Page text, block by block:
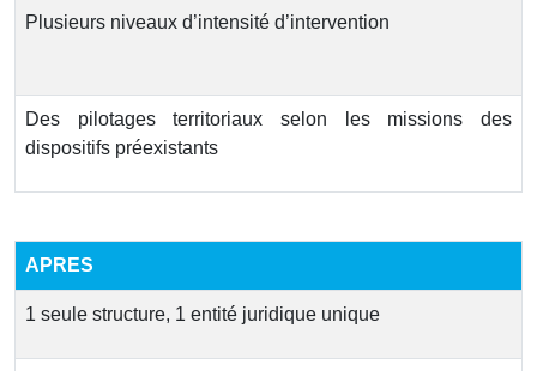
Plusieurs niveaux d’intensité d’intervention
Des pilotages territoriaux selon les missions des
dispositifs préexistants
APRES
1 seule structure, 1 entité juridique unique